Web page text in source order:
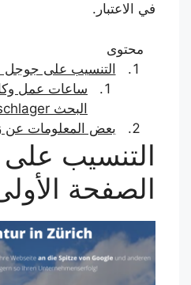
في الاعتبار.
محتوى
التنسيب على جوجل
ساعات عمل
البحث Wittibschlager
بعض المعلومات عن
التنسيب
الصفحة